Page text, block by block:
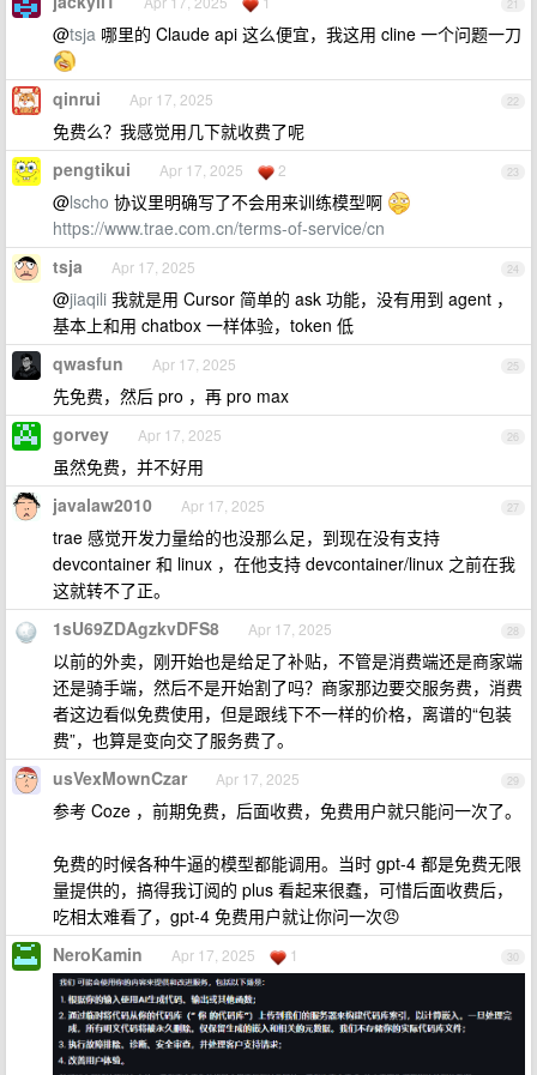
21
@tsja 哪里的 Claude api 这么便宜，我这用 cline 一个问题一刀
22
qinrui Apr 17, 2025
免费么？我感觉用几下就收费了呢
23
pengtikui Apr 17, 2025 2
@lscho 协议里明确写了不会用来训练模型啊
https://www.trae.com.cn/terms-of-service/cn
24
tsja Apr 17, 2025
@jiaqili 我就是用 Cursor 简单的 ask 功能，没有用到 agent ，
基本上和用 chatbox 一样体验，token 低
25
qwasfun Apr 17, 2025
先免费，然后 pro ，再 pro max
26
gorvey Apr 17, 2025
虽然免费，并不好用
27
javalaw2010 Apr 17, 2025
trae 感觉开发力量给的也没那么足，到现在没有支持
devcontainer 和 linux ，在他支持 devcontainer/linux 之前在我
这就转不了正。
28
1sU69ZDAgzkvDFS8 Apr 17, 2025
以前的外卖，刚开始也是给足了补贴，不管是消费端还是商家端
还是骑手端，然后不是开始割了吗？商家那边要交服务费，消费
者这边看似免费使用，但是跟线下不一样的价格，离谱的“包装
费”，也算是变向交了服务费了。
29
usVexMownCzar Apr 17, 2025
参考 Coze ，前期免费，后面收费，免费用户就只能问一次了。
免费的时候各种牛逼的模型都能调用。当时 gpt-4 都是免费无限
量提供的，搞得我订阅的 plus 看起来很蠢，可惜后面收费后，
吃相太难看了，gpt-4 免费用户就让你问一次😠
30
NeroKamin Apr 17, 2025 1